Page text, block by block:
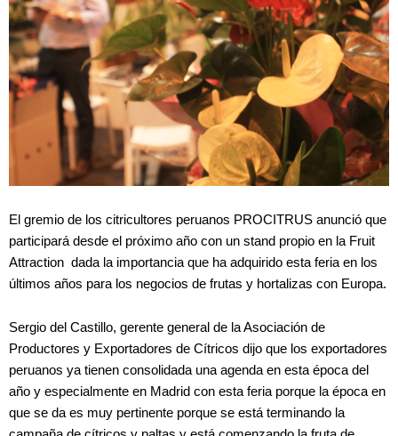
El gremio de los citricultores peruanos PROCITRUS anunció que
participará desde el próximo año con un stand propio en la Fruit
Attraction dada la importancia que ha adquirido esta feria en los
últimos años para los negocios de frutas y hortalizas con Europa.
Sergio del Castillo, gerente general de la Asociación de
Productores y Exportadores de Cítricos dijo que los exportadores
peruanos ya tienen consolidada una agenda en esta época del
año y especialmente en Madrid con esta feria porque la época en
que se da es muy pertinente porque se está terminando la